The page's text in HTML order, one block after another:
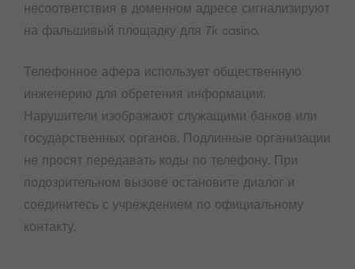
несоответствия в доменном адресе сигнализируют
на фальшивый площадку для 7k casino.
Телефонное афера использует общественную
инженерию для обретения информации.
Нарушители изображают служащими банков или
государственных органов. Подлинные организации
не просят передавать коды по телефону. При
подозрительном вызове остановите диалог и
соединитесь с учреждением по официальному
контакту.